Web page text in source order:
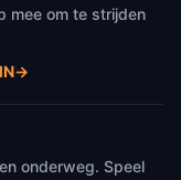
mee om te strijden
→
onderweg. Speel